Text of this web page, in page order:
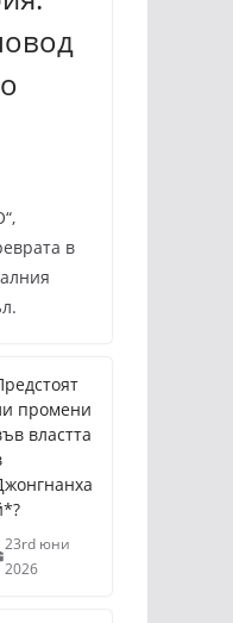
в
промени
властта
23rd юни
2026